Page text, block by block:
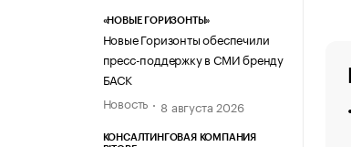
«НОВЫЕ ГОРИЗОНТЫ»
Новые Горизонты обеспечили
пресс-поддержку в СМИ бренду
БАСК
Новость
8 августа 2026
КОНСАЛТИНГОВАЯ КОМПАНИЯ